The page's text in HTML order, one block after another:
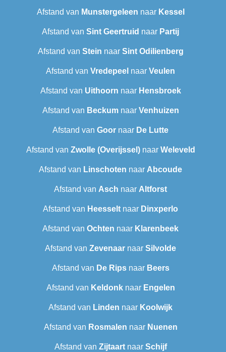
Afstand van Munstergeleen naar Kessel
Afstand van Sint Geertruid naar Partij
Afstand van Stein naar Sint Odilienberg
Afstand van Vredepeel naar Veulen
Afstand van Uithoorn naar Hensbroek
Afstand van Beckumnaar Venhuizen
Afstand van Goor naar De Lutte
Afstand van Zwolle (Overijssel)naar Weleveld
Afstand van Linschoten naar Abcoude
Afstand van Asch naar Altforst
Afstand van Heesselt naar Dinxperlo
Afstand van Ochten naar Klarenbeek
Afstand van Zevenaar naar Silvolde
Afstand van De Ripsnaar Beers
Afstand van Keldonknaar Engelen
Afstand van Linden naar Koolwijk
Afstand van Rosmalen naar Nuenen
Afstand van Zijtaartnaar Schijf